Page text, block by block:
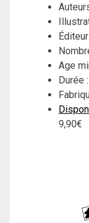
Éditeur
Age
Durée
9,90€